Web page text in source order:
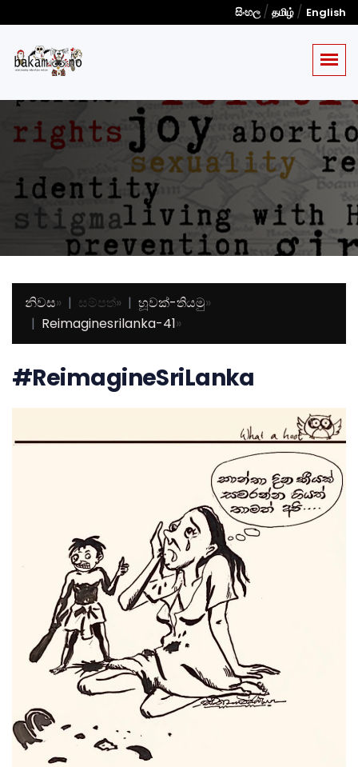
සිංහල/ தமிழ் / English
නිවස» සම්පත්» හූවක්-තියමු»
Reimaginesrilanka-41»
#ReimagineSriLanka